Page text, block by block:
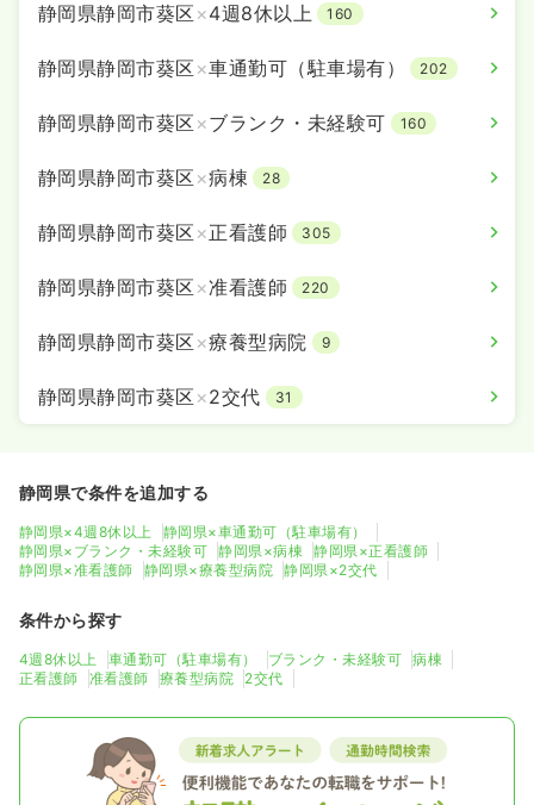
静岡県静岡市葵区 ×4週8休以上 160
静岡県静岡市葵区 ×車通勤可（駐車場有） 202
静岡県静岡市葵区 ×ブランク・未経験可 160
静岡県静岡市葵区 ×病棟 28
静岡県静岡市葵区 ×正看護師 305
静岡県静岡市葵区 ×准看護師 220
静岡県静岡市葵区 ×療養型病院 9
静岡県静岡市葵区 ×2交代 31
静岡県で条件を追加する
静岡県×4週8休以上
静岡県×車通勤可（駐車場有）
静岡県×ブランク・未経験可
静岡県×病棟
静岡県×正看護師
静岡県×准看護師
静岡県×療養型病院 静岡県×2交代
条件から探す
4週8休以上 車通勤可（駐車場有） ブランク・未経験可
病棟
正看護師
准看護師 療養型病院 2交代